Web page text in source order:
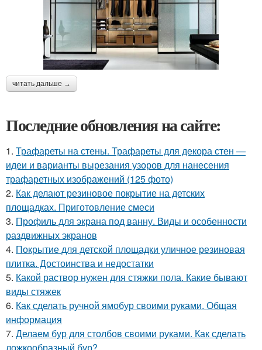
читать дальше →
Последние обновления на сайте:
1. Трафареты на стены. Трафареты для декора стен —
идеи и варианты вырезания узоров для нанесения
трафаретных изображений (125 фото)
2. Как делают резиновое покрытие на детских
площадках. Приготовление смеси
3. Профиль для экрана под ванну. Виды и особенности
раздвижных экранов
4. Покрытие для детской площадки уличное резиновая
плитка. Достоинства и недостатки
5. Какой раствор нужен для стяжки пола. Какие бывают
виды стяжек
6. Как сделать ручной ямобур своими руками. Общая
информация
7. Делаем бур для столбов своими руками. Как сделать
ложкообразный бур?